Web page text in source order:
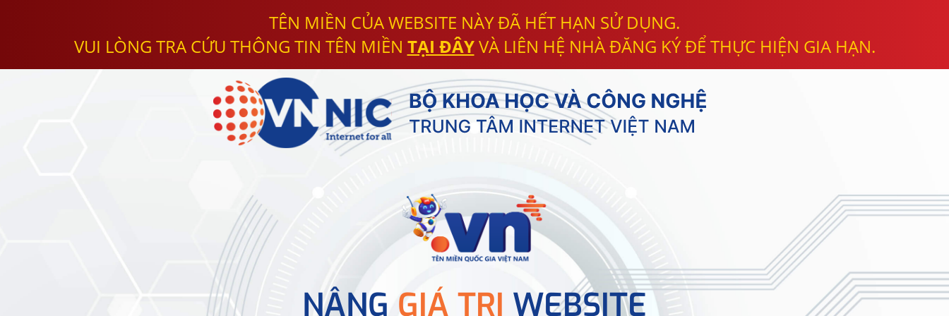
TÊN MIỀN CỦA WEBSITE NÀY ĐÃ HẾT HẠN SỬ DỤNG.
VUI LÒNG TRA CỨU THÔNG TIN TÊN MIỀN TẠI ĐÂYVÀ LIÊN HỆ NHÀ ĐĂNG KÝ ĐỂ THỰC HIỆN GIA HẠN.
NÂNG GIÁ TRỊ WEBSITE